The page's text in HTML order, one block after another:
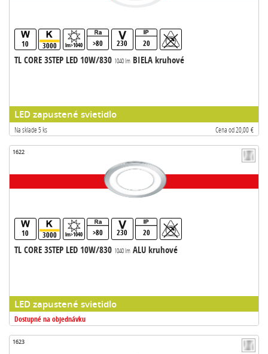
10 3000 lm>1040 >80 230 20
TL CORE 3STEP LED 10W/830 1040 lmBIELA kruhové
LED zapustené svietidlo
Na sklade 5 ks Cena od 20,00 €
1622
10 3000 lm>1040 >80 230 20
TL CORE 3STEP LED 10W/830 1040 lmALU kruhové
LED zapustené svietidlo
Dostupné na objednávku
1623